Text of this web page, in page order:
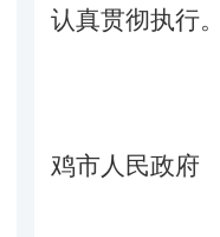
认真贯彻执行。
鸡市人民政府